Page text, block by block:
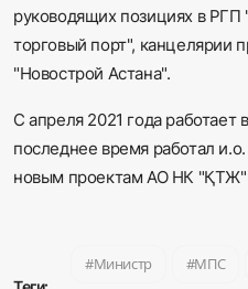
руководящих позициях в
торговый порт", канцелярии
"Новострой Астана".
С апреля 2021 года
последнее время работал
новым проектам АО НК "ҚТЖ"
Министр МПС